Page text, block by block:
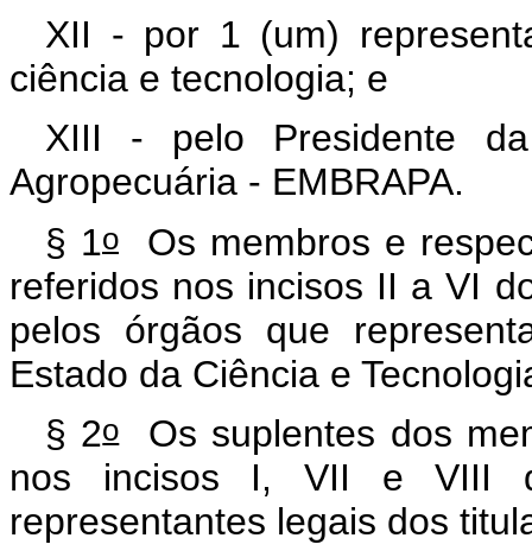
XII - por 1 (um)
ciência e tecnologia; e
XIII - pelo Presidente
Agropecuária - EMBRAPA.
§ 1o Os membros e
referidos nos incisos II a VI
pelos órgãos que
Estado da Ciência e
§ 2oOs suplentes dos
nos incisos I, VII e
representantes legais dos